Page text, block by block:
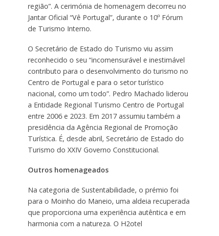
região”. A cerimónia de homenagem decorreu no
Jantar Oficial “Vê Portugal”, durante o 10º Fórum
de Turismo Interno.
O Secretário de Estado do Turismo viu assim
reconhecido o seu “incomensurável e inestimável
contributo para o desenvolvimento do turismo no
Centro de Portugal e para o setor turístico
nacional, como um todo”. Pedro Machado liderou
a Entidade Regional Turismo Centro de Portugal
entre 2006 e 2023. Em 2017 assumiu também a
presidência da Agência Regional de Promoção
Turística. É, desde abril, Secretário de Estado do
Turismo do XXIV Governo Constitucional.
Outros homenageados
Na categoria de Sustentabilidade, o prémio foi
para o Moinho do Maneio, uma aldeia recuperada
que proporciona uma experiência autêntica e em
harmonia com a natureza. O H2otel